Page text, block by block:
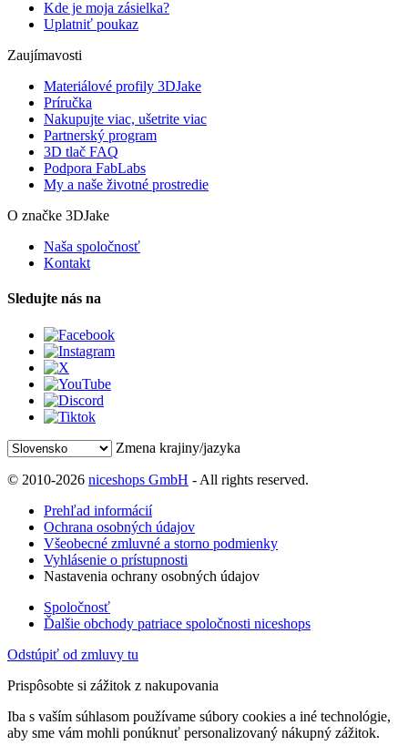
Kde je moja zásielka?
Uplatniť poukaz
Zaujímavosti
Materiálové profily 3DJake
Príručka
Nakupujte viac, ušetrite viac
Partnerský program
3D tlač FAQ
Podpora FabLabs
My a naše životné prostredie
O značke 3DJake
Naša spoločnosť
Kontakt
Sledujte nás na
Zmena krajiny/jazyka
© 2010-2026 niceshops GmbH - All rights reserved.
Prehľad informácií
Ochrana osobných údajov
Všeobecné zmluvné a storno podmienky
Vyhlásenie o prístupnosti
Nastavenia ochrany osobných údajov
Spoločnosť
Ďalšie obchody patriace spoločnosti niceshops
Odstúpiť od zmluvy tu
Prispôsobte si zážitok z nakupovania
Iba s vaším súhlasom používame súbory cookies a iné technológie,
aby sme vám mohli ponúknuť personalizovaný nákupný zážitok.